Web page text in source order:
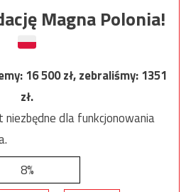
Magna Polonia!
16 500zł, zebraliśmy:1351
zł.
dla funkcjonowania
8%